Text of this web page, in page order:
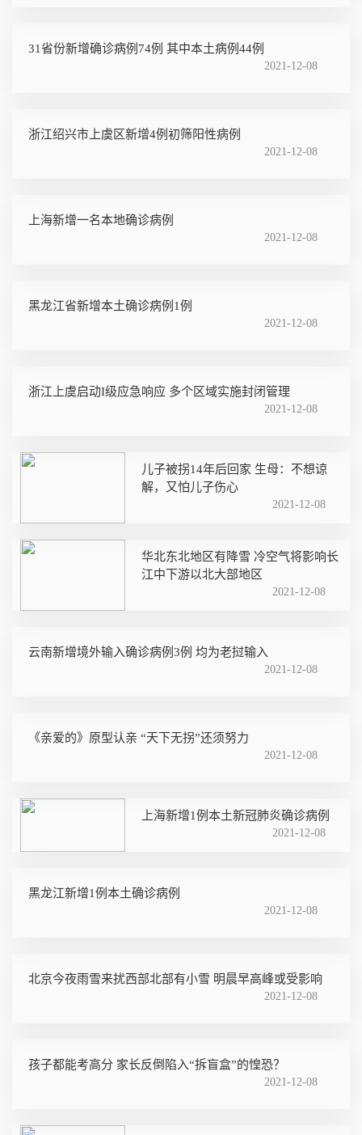
31省份新增确诊病例74例 其中本土病例44例
2021-12-08
浙江绍兴市上虞区新增4例初筛阳性病例
2021-12-08
上海新增一名本地确诊病例
2021-12-08
黑龙江省新增本土确诊病例1例
2021-12-08
浙江上虞启动I级应急响应 多个区域实施封闭管理
2021-12-08
儿子被拐14年后回家 生母：不想谅
解，又怕儿子伤心
2021-12-08
华北东北地区有降雪 冷空气将影响长
江中下游以北大部地区
2021-12-08
云南新增境外输入确诊病例3例 均为老挝输入
2021-12-08
《亲爱的》原型认亲 “天下无拐”还须努力
2021-12-08
上海新增1例本土新冠肺炎确诊病例
2021-12-08
黑龙江新增1例本土确诊病例
2021-12-08
北京今夜雨雪来扰西部北部有小雪 明晨早高峰或受影响
2021-12-08
孩子都能考高分 家长反倒陷入“拆盲盒”的惶恐？
2021-12-08